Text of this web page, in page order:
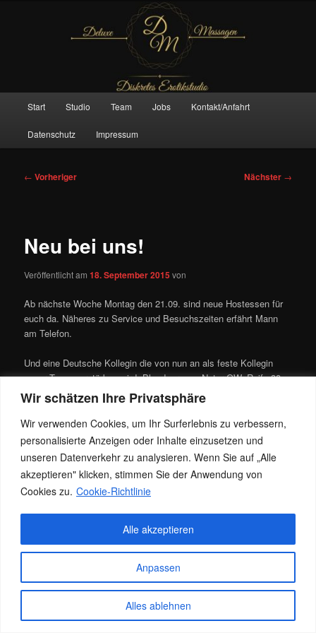
Wir schätzen Ihre Privatsphäre
Wir verwenden Cookies, um Ihr Surferlebnis zu verbessern,
personalisierte Anzeigen oder Inhalte einzusetzen und
unseren Datenverkehr zu analysieren. Wenn Sie auf „Alle
akzeptieren" klicken, stimmen Sie der Anwendung von
Cookies zu. Cookie-Richtlinie
Anpassen
Alles ablehnen
Alle akzeptieren
Deluxe Massagen And More
Start Studio Team Jobs Kontakt/Anfahrt
Datenschutz Impressum
Beitragsnavigation
← Vorheriger Nächster →
Neu bei uns!
Veröffentlicht am18. September 2015 von
Ab nächste Woche Montag den 21.09. sind neue Hostessen für
euch da. Näheres zu Service und Besuchszeiten erfährt Mann
am Telefon.
Und eine Deutsche Kollegin die von nun an als feste Kollegin
unser Team verstärken wird. Blond, grosse Natur OW, Reife 38
Jahre, mit heissen Kurven und Top Service….Mehr verrate ich
Dieser Eintrag wurde vonJackyunterAllgemeinveröffentlicht. Setze
ein Lesezeichen für den
.
Datenschutz Stolz präsentiert von WordPress